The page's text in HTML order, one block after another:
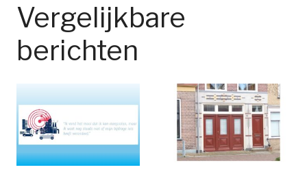
Vergelijkbare
berichten